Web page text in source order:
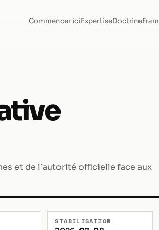
Commencer iciExpertiseDoctrine
et de l’autorité officielle face aux
STABILISATION